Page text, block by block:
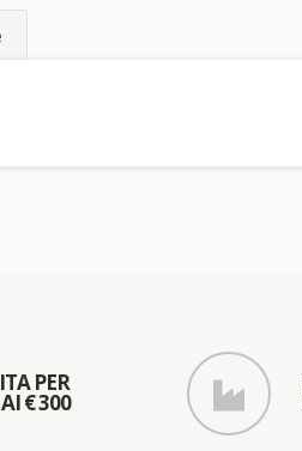
PER
€ 300